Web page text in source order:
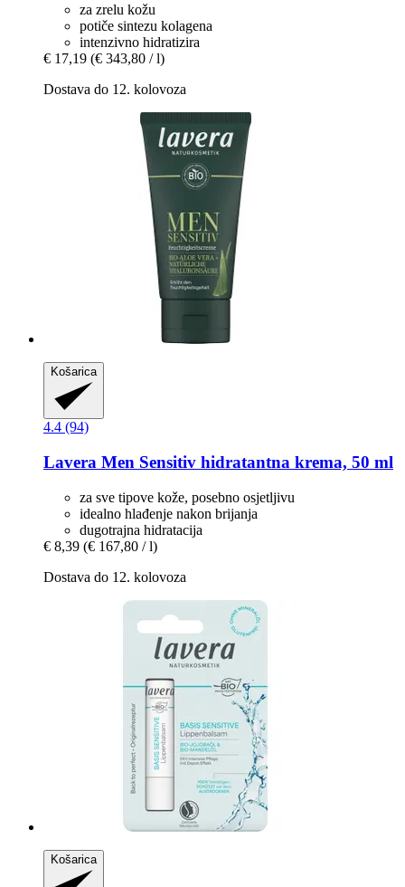
za zrelu kožu
potiče sintezu kolagena
intenzivno hidratizira
€ 17,19 (€ 343,80 / l)
Dostava do 12. kolovoza
Košarica
4.4 (94)
Lavera Men Sensitiv hidratantna krema, 50 ml
za sve tipove kože, posebno osjetljivu
idealno hlađenje nakon brijanja
dugotrajna hidratacija
€ 8,39 (€ 167,80 / l)
Dostava do 12. kolovoza
Košarica